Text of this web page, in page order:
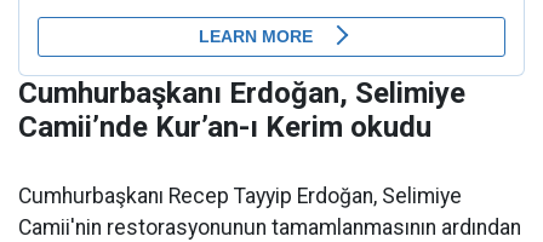
Cumhurbaşkanı Erdoğan, Selimiye
Camii’nde Kur’an-ı Kerim okudu
Cumhurbaşkanı Recep Tayyip Erdoğan, Selimiye
Camii'nin restorasyonunun tamamlanmasının ardından